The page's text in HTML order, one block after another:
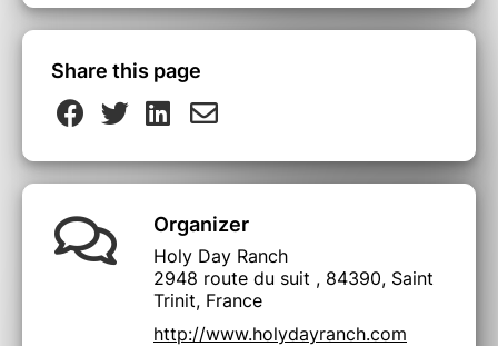
Share this page
Organizer
Holy Day Ranch
2948 route du suit , 84390, Saint
Trinit, France
http://www.holydayranch.com